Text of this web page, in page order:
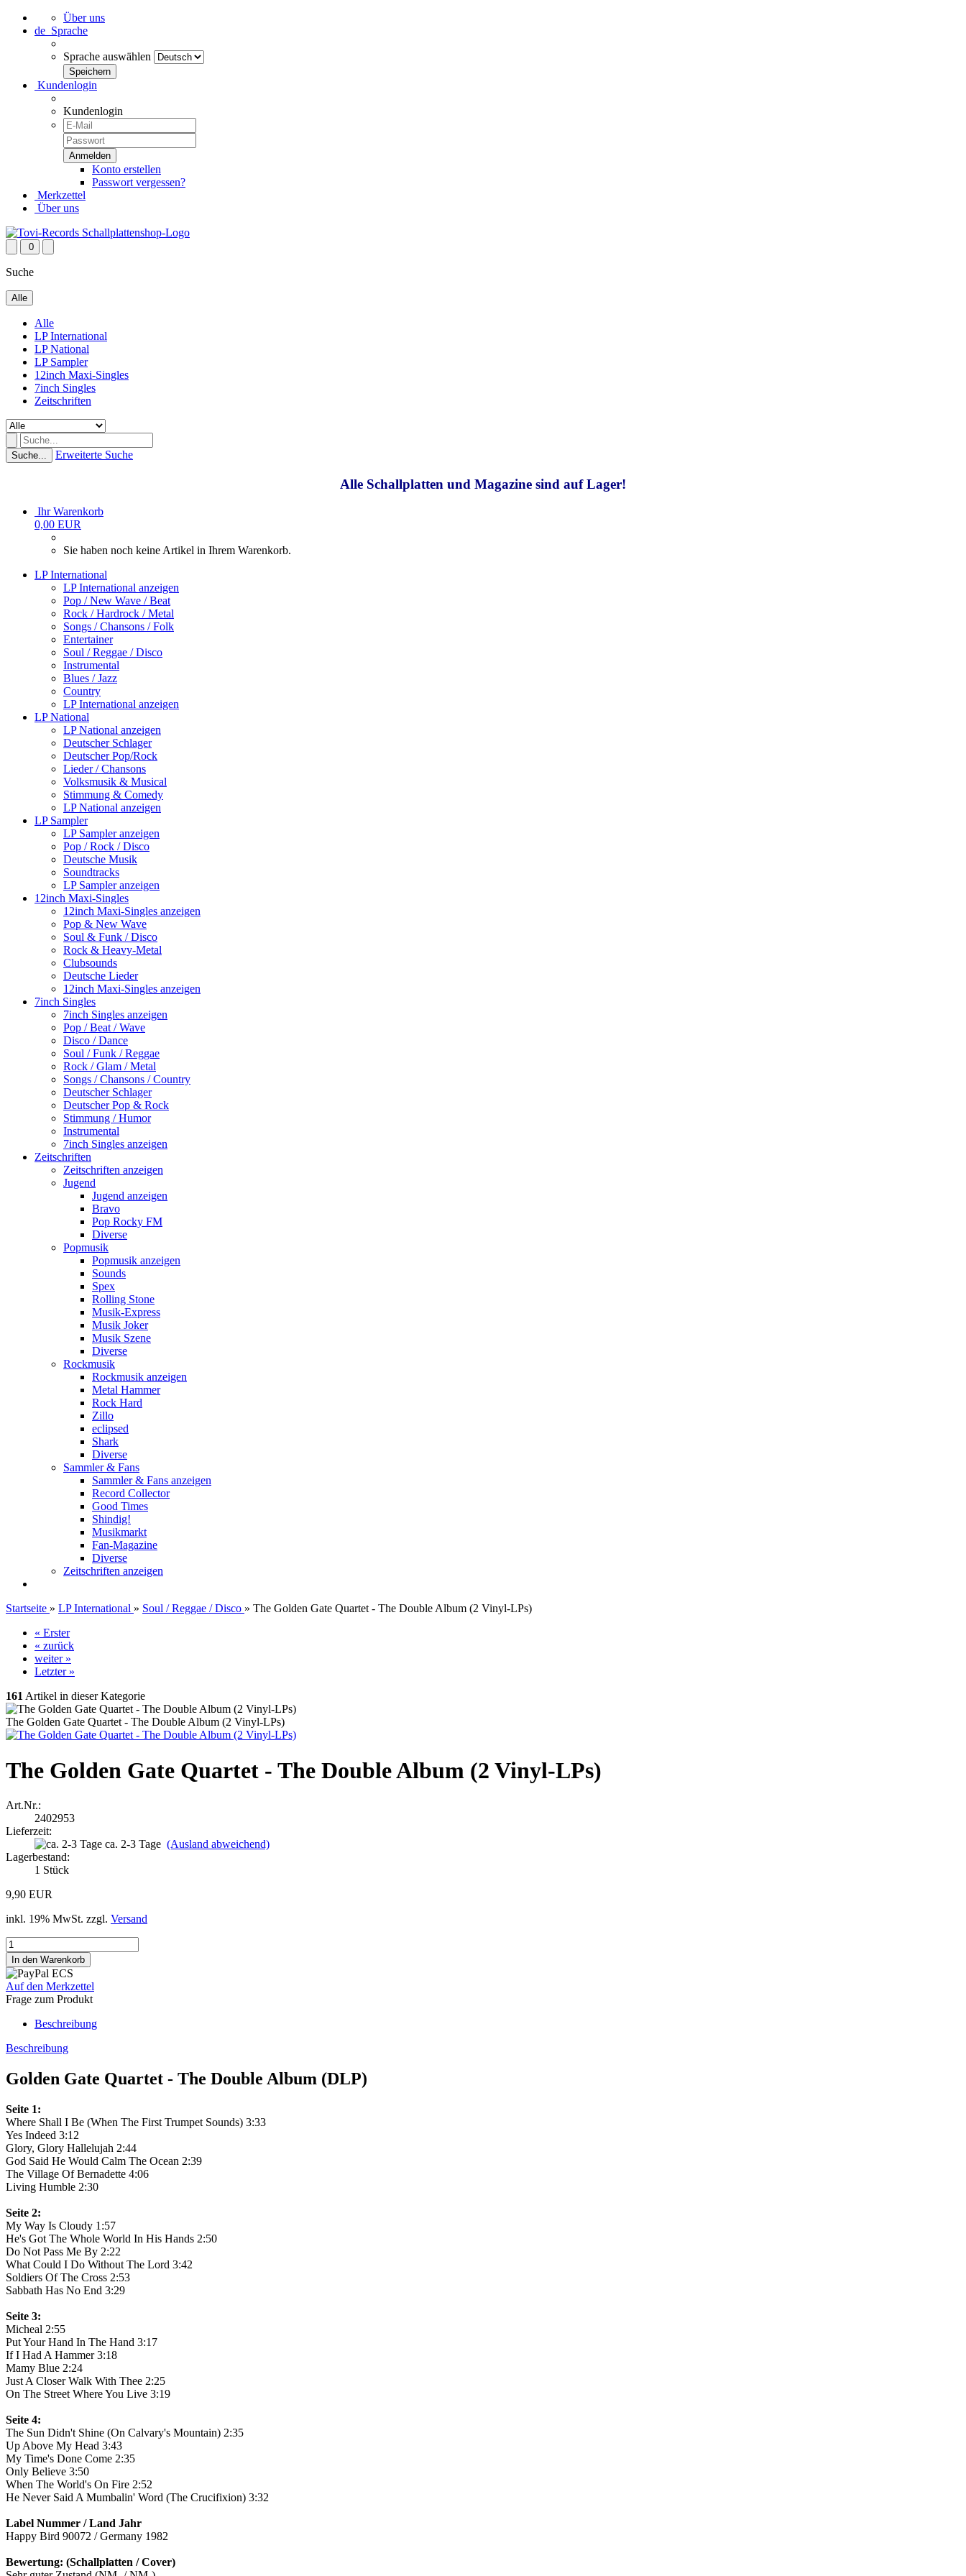
Über uns
de Sprache
Sprache auswählen
Kundenlogin
Kundenlogin
Konto erstellen
Passwort vergessen?
Merkzettel
Über uns
0
Suche
Alle
Alle
LP International
LP National
LP Sampler
12inch Maxi-Singles
7inch Singles
Zeitschriften
Suche... Erweiterte Suche
Alle Schallplatten und Magazine sind auf Lager!
Ihr Warenkorb
0,00 EUR
Sie haben noch keine Artikel in Ihrem Warenkorb.
LP International
LP International anzeigen
Pop / New Wave / Beat
Rock / Hardrock / Metal
Songs / Chansons / Folk
Entertainer
Soul / Reggae / Disco
Instrumental
Blues / Jazz
Country
LP International anzeigen
LP National
LP National anzeigen
Deutscher Schlager
Deutscher Pop/Rock
Lieder / Chansons
Volksmusik & Musical
Stimmung & Comedy
LP National anzeigen
LP Sampler
LP Sampler anzeigen
Pop / Rock / Disco
Deutsche Musik
Soundtracks
LP Sampler anzeigen
12inch Maxi-Singles
12inch Maxi-Singles anzeigen
Pop & New Wave
Soul & Funk / Disco
Rock & Heavy-Metal
Clubsounds
Deutsche Lieder
12inch Maxi-Singles anzeigen
7inch Singles
7inch Singles anzeigen
Pop / Beat / Wave
Disco / Dance
Soul / Funk / Reggae
Rock / Glam / Metal
Songs / Chansons / Country
Deutscher Schlager
Deutscher Pop & Rock
Stimmung / Humor
Instrumental
7inch Singles anzeigen
Zeitschriften
Zeitschriften anzeigen
Jugend
Jugend anzeigen
Bravo
Pop Rocky FM
Diverse
Popmusik
Popmusik anzeigen
Sounds
Spex
Rolling Stone
Musik-Express
Musik Joker
Musik Szene
Diverse
Rockmusik
Rockmusik anzeigen
Metal Hammer
Rock Hard
Zillo
eclipsed
Shark
Diverse
Sammler & Fans
Sammler & Fans anzeigen
Record Collector
Good Times
Shindig!
Musikmarkt
Fan-Magazine
Diverse
Zeitschriften anzeigen
Startseite » LP International » Soul / Reggae / Disco » The Golden Gate Quartet - The Double Album (2 Vinyl-LPs)
« Erster
« zurück
weiter »
Letzter »
161Artikel in dieser Kategorie
The Golden Gate Quartet - The Double Album (2 Vinyl-LPs)
The Golden Gate Quartet - The Double Album (2 Vinyl-LPs)
Art.Nr.:
2402953
Lieferzeit:
ca. 2-3 Tage (Ausland abweichend)
Lagerbestand:
1 Stück
9,90 EUR
inkl. 19% MwSt. zzgl. Versand
Auf den Merkzettel
Frage zum Produkt
Beschreibung
Beschreibung
Golden Gate Quartet - The Double Album (DLP)
Seite 1:
Where Shall I Be (When The First Trumpet Sounds) 3:33
Yes Indeed 3:12
Glory, Glory Hallelujah 2:44
God Said He Would Calm The Ocean 2:39
The Village Of Bernadette 4:06
Living Humble 2:30
Seite 2:
My Way Is Cloudy 1:57
He's Got The Whole World In His Hands 2:50
Do Not Pass Me By 2:22
What Could I Do Without The Lord 3:42
Soldiers Of The Cross 2:53
Sabbath Has No End 3:29
Seite 3:
Micheal 2:55
Put Your Hand In The Hand 3:17
If I Had A Hammer 3:18
Mamy Blue 2:24
Just A Closer Walk With Thee 2:25
On The Street Where You Live 3:19
Seite 4:
The Sun Didn't Shine (On Calvary's Mountain) 2:35
Up Above My Head 3:43
My Time's Done Come 2:35
Only Believe 3:50
When The World's On Fire 2:52
He Never Said A Mumbalin' Word (The Crucifixion) 3:32
Label Nummer / Land Jahr
Happy Bird 90072 / Germany 1982
Bewertung: (Schallplatten / Cover)